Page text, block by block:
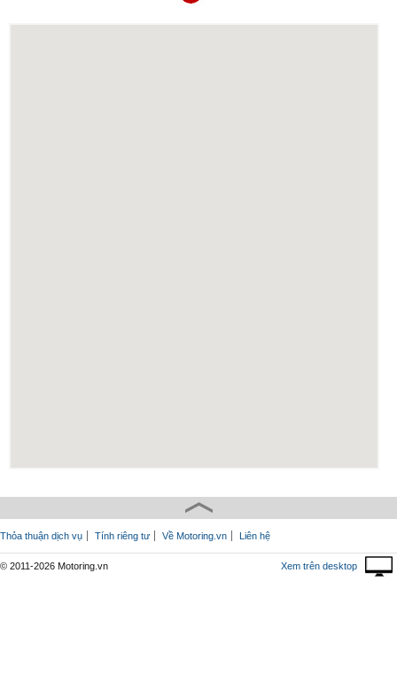
Thỏa thuận dịch vụ Tính riêng tư Về Motoring.vn Liên hệ
© 2011-2026 Motoring.vn Xem trên desktop